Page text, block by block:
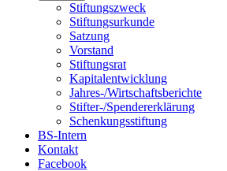
Stiftungszweck
Stiftungsurkunde
Satzung
Vorstand
Stiftungsrat
Kapitalentwicklung
Jahres-/Wirtschaftsberichte
Stifter-/Spendererklärung
Schenkungsstiftung
BS-Intern
Kontakt
Facebook